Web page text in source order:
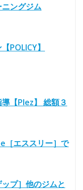
ングジム
POLICY】
【Plez】 総額３
［エススリー］で
プ］他のジムと